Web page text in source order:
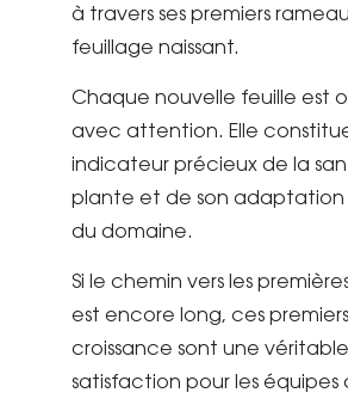
à travers ses premiers
feuillage naissant.
Chaque nouvelle feuille est
avec attention. Elle
indicateur précieux de la
plante et de son adaptation
du domaine.
Si le chemin vers les
est encore long, ces
croissance sont une
satisfaction pour les équipes